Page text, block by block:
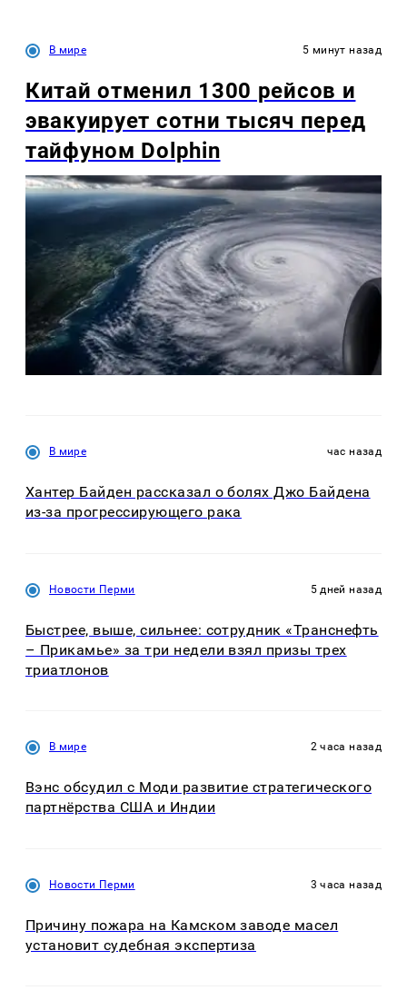
В мире 5 минут назад
Китай отменил 1300 рейсов и
эвакуирует сотни тысяч перед
тайфуном Dolphin
В мире час назад
Хантер Байден рассказал о болях Джо Байдена
из-за прогрессирующего рака
Новости Перми 5 дней назад
Быстрее, выше, сильнее: сотрудник «Транснефть
– Прикамье» за три недели взял призы трех
триатлонов
В мире 2 часа назад
Вэнс обсудил с Моди развитие стратегического
партнёрства США и Индии
Новости Перми 3 часа назад
Причину пожара на Камском заводе масел
установит судебная экспертиза